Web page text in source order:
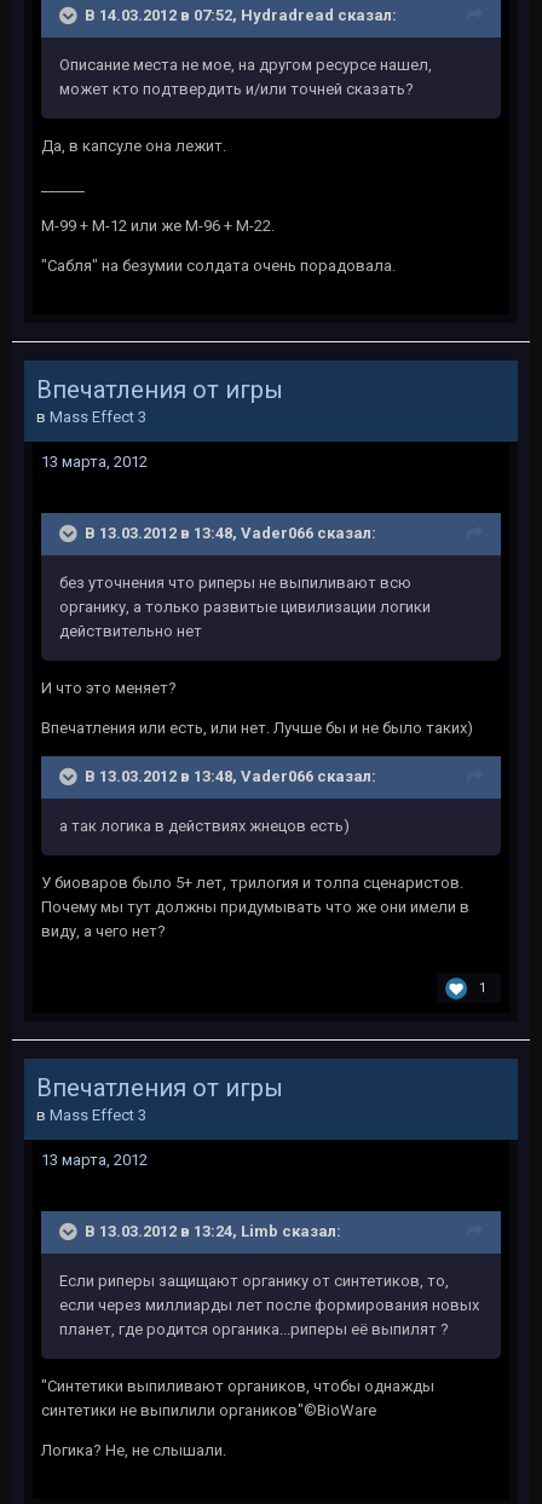
В 14.03.2012 в 07:52, Hydradread сказал:
Описание места не мое, на другом ресурсе нашел,
может кто подтвердить и/или точней сказать?
Да, в капсуле она лежит.
М-99 + М-12 или же М-96 + М-22.
"Сабля" на безумии солдата очень порадовала.
Впечатления от игры
в Mass Effect 3
13 марта, 2012
В 13.03.2012 в 13:48, Vader066 сказал:
без уточнения что риперы не выпиливают всю
органику, а только развитые цивилизации логики
действительно нет
И что это меняет?
Впечатления или есть, или нет. Лучше бы и не было таких)
В 13.03.2012 в 13:48, Vader066 сказал:
а так логика в действиях жнецов есть)
У биоваров было 5+ лет, трилогия и толпа сценаристов.
Почему мы тут должны придумывать что же они имели в
виду, а чего нет?
1
Впечатления от игры
в Mass Effect 3
13 марта, 2012
В 13.03.2012 в 13:24, Limb сказал:
Если риперы защищают органику от синтетиков, то,
если через миллиарды лет после формирования новых
планет, где родится органика...риперы её выпилят ?
"Синтетики выпиливают органиков, чтобы однажды
синтетики не выпилили органиков"©BioWare
Логика? Не, не слышали.